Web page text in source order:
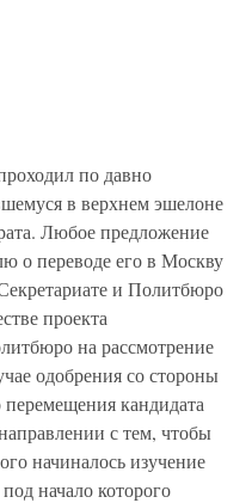
по давно
в верхнем эшелоне
Любое предложение
о переводе его в Москву
и Политбюро
проекта
на рассмотрение
одобрения со стороны
кандидата
с тем, чтобы
начиналось изучение
начало которого